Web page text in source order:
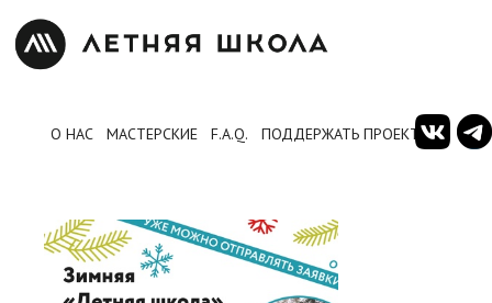
О НАС МАСТЕРСКИЕ F.A.Q. ПОДДЕРЖАТЬ ПРОЕКТ